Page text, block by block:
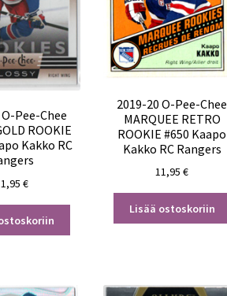
Pee-Chee
ROOKIE
Kakko RC
€
2019-20 O-Pee-Chee
MARQUEE RETRO
ROOKIE #650 Kaapo
Kakko RC Rangers
11,95€
Lisää ostoskoriin